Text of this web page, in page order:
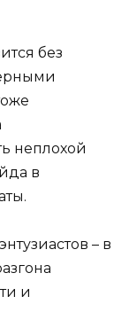
без
неплохой
в
– в
и